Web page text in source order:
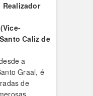
Realizador
Caliz de
a
Graal, é
de